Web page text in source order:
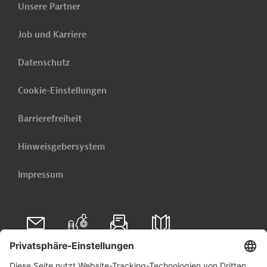
Development
National
Reduction
Management
Projektträger
Originaldokument:
Download
PRO202407301806976 (1)
(PDF; 225,1 KB)
Unsere Partner
Job und Karriere
Datenschutz
Cookie-Einstellungen
Barrierefreiheit
Hinweisgebersystem
Impressum